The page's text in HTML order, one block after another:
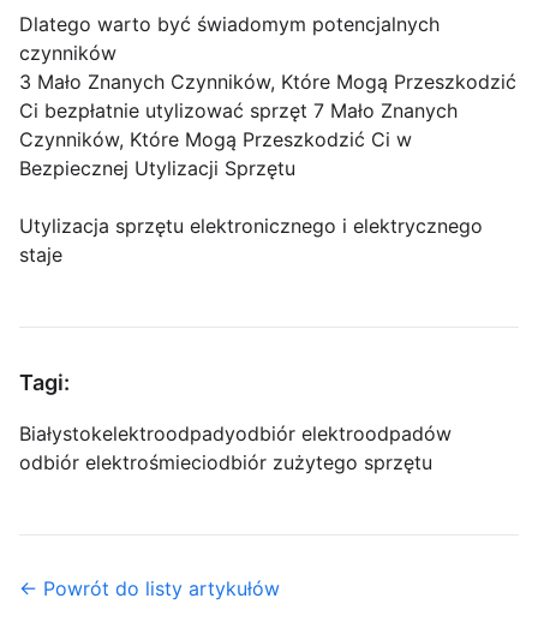
Dlatego warto być świadomym potencjalnych
czynników
3 Mało Znanych Czynników, Które Mogą Przeszkodzić
Ci bezpłatnie utylizować sprzęt 7 Mało Znanych
Czynników, Które Mogą Przeszkodzić Ci w
Bezpiecznej Utylizacji Sprzętu
Utylizacja sprzętu elektronicznego i elektrycznego
staje
Tagi:
Białystokelektroodpadyodbiór elektroodpadów
odbiór elektrośmieciodbiór zużytego sprzętu
← Powrót do listy artykułów